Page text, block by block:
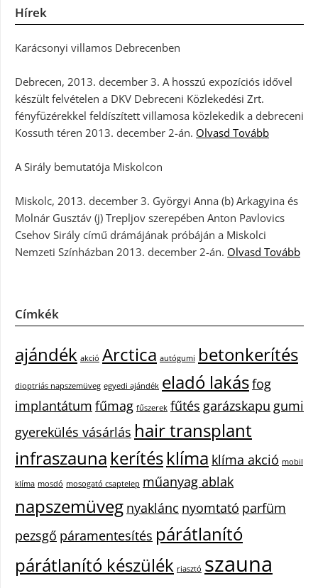
Hírek
Karácsonyi villamos Debrecenben
Debrecen, 2013. december 3. A hosszú expozíciós idővel
készült felvételen a DKV Debreceni Közlekedési Zrt.
fényfüzérekkel feldíszített villamosa közlekedik a debreceni
Kossuth téren 2013. december 2-án. Olvasd Tovább
A Sirály bemutatója Miskolcon
Miskolc, 2013. december 3. Györgyi Anna (b) Arkagyina és
Molnár Gusztáv (j) Trepljov szerepében Anton Pavlovics
Csehov Sirály című drámájának próbáján a Miskolci
Nemzeti Színházban 2013. december 2-án. Olvasd Tovább
Címkék
ajándék akció Arctica autógumi betonkerítés
dioptriás napszemüveg egyedi ajándék eladó lakásfog
implantátum fűmag fűszerek fűtés garázskapu gumi
gyerekülés vásárlás hair transplant
infraszauna kerítésklíma klíma akció mobil
klíma mosdó mosogató csaptelep műanyag ablak
napszemüveg nyaklánc nyomtató parfüm
pezsgő páramentesítés párátlanító
párátlanító készülék riasztó szauna